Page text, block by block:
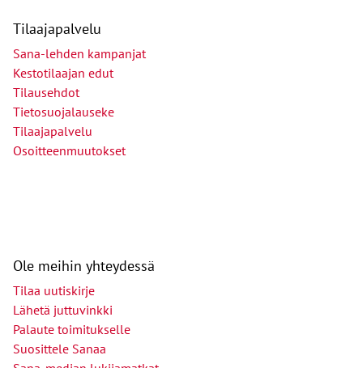
Tilaajapalvelu
Sana-lehden kampanjat
Kestotilaajan edut
Tilausehdot
Tietosuojalauseke
Tilaajapalvelu
Osoitteenmuutokset
Ole meihin yhteydessä
Tilaa uutiskirje
Lähetä juttuvinkki
Palaute toimitukselle
Suosittele Sanaa